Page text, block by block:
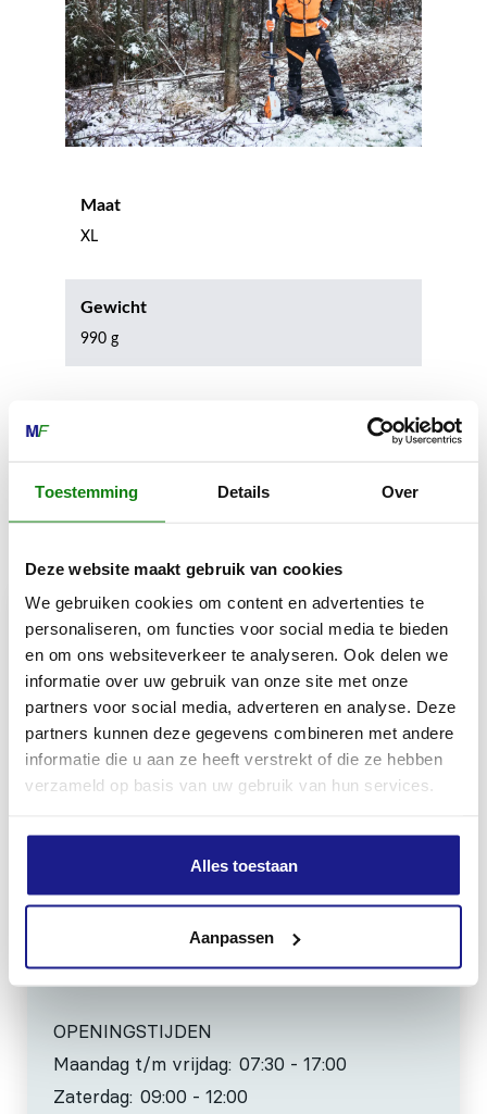
Toestemming Details Over
Deze website maakt gebruik van cookies
We gebruiken cookies om content en advertenties te
personaliseren, om functies voor social media te bieden
en om ons websiteverkeer te analyseren. Ook delen we
informatie over uw gebruik van onze site met onze
partners voor social media, adverteren en analyse. Deze
partners kunnen deze gegevens combineren met andere
informatie die u aan ze heeft verstrekt of die ze hebben
verzameld op basis van uw gebruik van hun services.
Alles toestaan
Aanpassen
Maat
XL
Gewicht
990 g
75 % polyester, 20 % polyamide, 5 % polyurethaan
MECHANISATIE FRANEKER
Kiehoek 26
8801 RD Franeker
info@mechanisatiefraneker.nl
06-83139573
OPENINGSTIJDEN
Maandag t/m vrijdag: 07:30 - 17:00
Zaterdag: 09:00 - 12:00